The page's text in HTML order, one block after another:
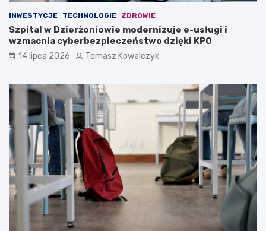
INWESTYCJE TECHNOLOGIE ZDROWIE
Szpital w Dzierżoniowie modernizuje e-usługi i
wzmacnia cyberbezpieczeństwo dzięki KPO
14 lipca 2026 Tomasz Kowalczyk